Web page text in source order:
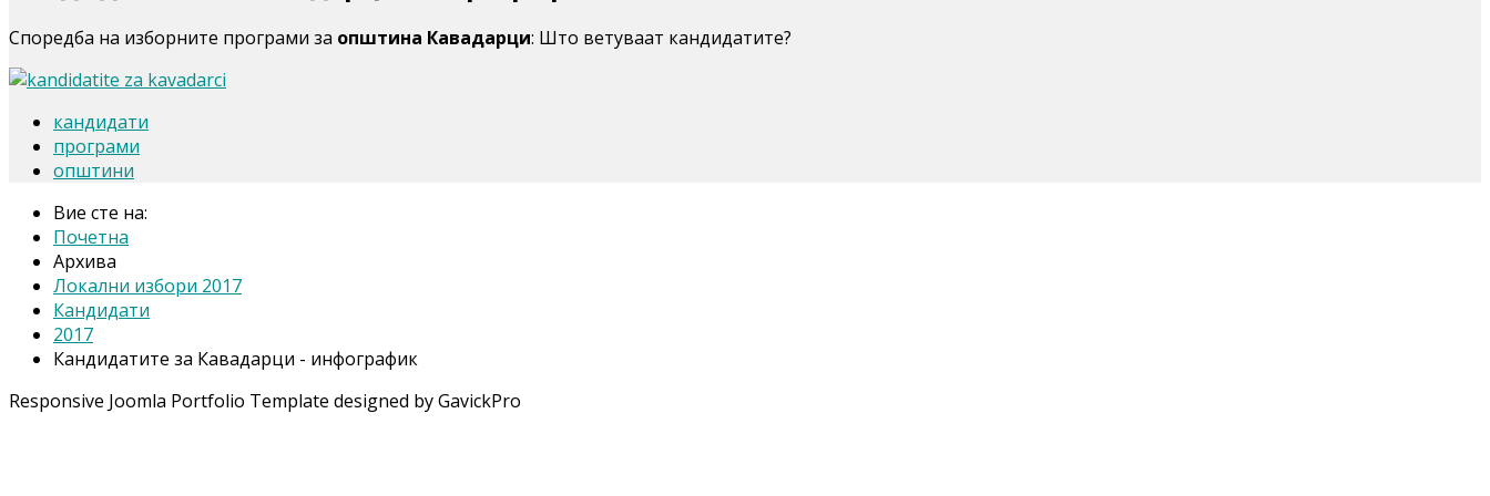
Споредба на изборните програми за општина Кавадарци: Што ветуваат кандидатите?
кандидати
програми
општини
Вие сте на:
Почетна
Архива
Локални избори 2017
Кандидати
2017
Кандидатите за Кавадарци - инфографик
Responsive Joomla Portfolio Template designed by GavickPro